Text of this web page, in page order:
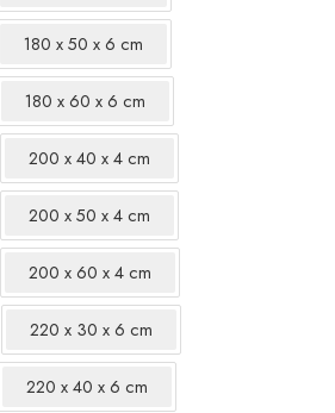
180 x 50 x 6 cm
180 x 60 x 6 cm
200 x 40 x 4 cm
200 x 50 x 4 cm
200 x 60 x 4 cm
220 x 30 x 6 cm
220 x 40 x 6 cm